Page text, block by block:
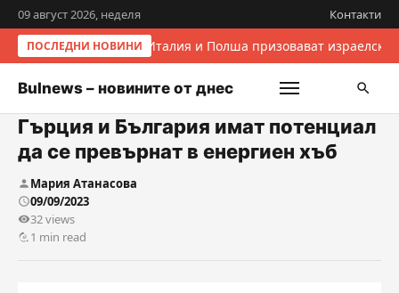
09 август 2026, неделя Контакти
ПОСЛЕДНИ НОВИНИ Италия и Полша призовават
Bulnews – новините от днес
Гърция и България имат потенциал
да се превърнат в енергиен хъб
Мария Атанасова
09/09/2023
32 views
1 min read